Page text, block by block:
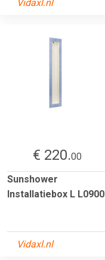
Vidaxl.nl
€ 220.00
Sunshower
Installatiebox L L0900
Vidaxl.nl